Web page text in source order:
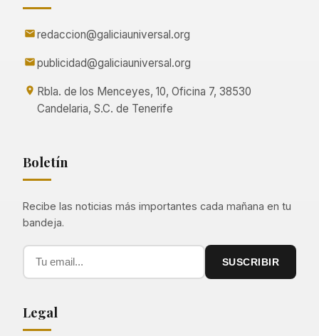
redaccion@galiciauniversal.org
publicidad@galiciauniversal.org
Rbla. de los Menceyes, 10, Oficina 7, 38530
Candelaria, S.C. de Tenerife
Boletín
Recibe las noticias más importantes cada mañana en tu
bandeja.
SUSCRIBIR
Legal